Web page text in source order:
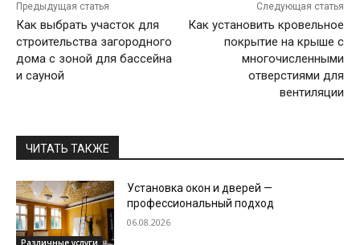
Предыдущая статья
Как выбрать участок для
строительства загородного
дома с зоной для бассейна
и сауной
Следующая статья
Как установить кровельное
покрытие на крыше с
многочисленными
отверстиями для
вентиляции
ЧИТАТЬ ТАКЖЕ
Различные услуги
Установка окон и дверей —
профессиональный подход
06.08.2026